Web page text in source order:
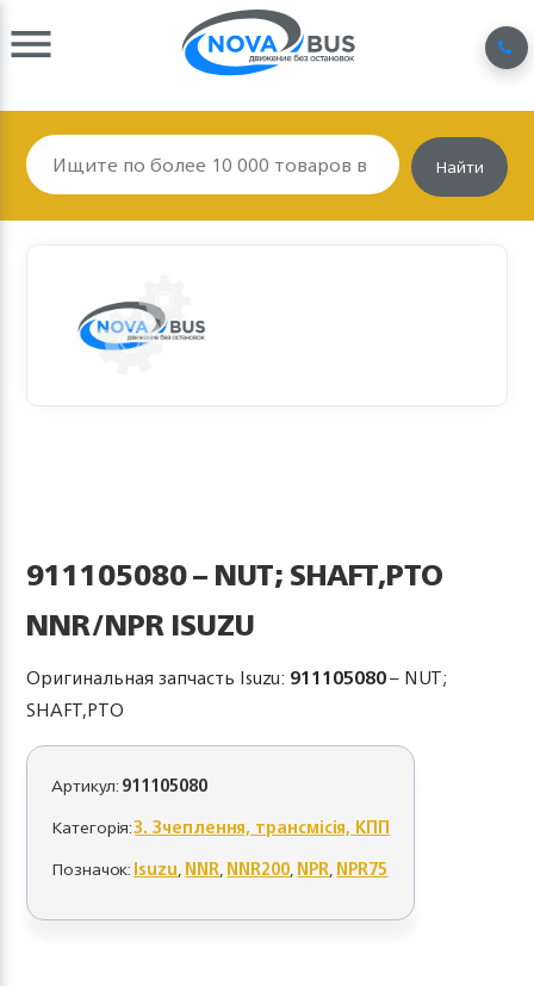
Найти
911105080 – NUT; SHAFT,PTO
NNR/NPR ISUZU
Оригинальная запчасть Isuzu: 911105080– NUT;
SHAFT,PTO
Артикул:911105080
Категорія:3. Зчеплення, трансмісія, КПП
Позначок:Isuzu,NNR,NNR200,NPR,NPR75